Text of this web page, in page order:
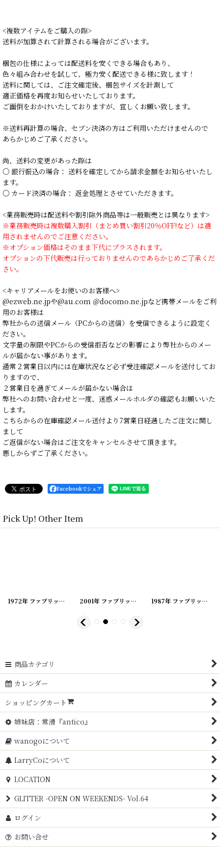
<複数アイテムをご購入の際>
送料が加算されて計算される場合がございます。
梱包の仕様によっては配送料を安くできる場合もあり、
色々組み合わせを試して、極力安く配送できる様に致します！
送料に関しては、ご注文確定後、梱包サイズを計測して
適正価格を再度お知らせいたしております。
ご面倒をおかけいたしておりますが、宜しくお願い致します。
※送料再計算の場合、セブン決済の方はご利用いただけませんので
あらかじめご了承ください。
尚、送料の変更があった際は
○ 銀行振込の場合： 送料を確定してから請求金額をお知らせいたし
ます。
○ カード決済の場合： 返金処理とさせていただきます。
<業務販売時は配送料や割引除外商品等は一般販売とは異なります>
※業務販売時は複数購入割引（まとめ買い割引20％OFF!など）は適
用されませんのでご注意ください。
※オプション価格はそのまま下代にプラスされます。
オプションの下代販売は行っておりませんのであらかじめご了承くだ
さい。
<キャリアメールをお使いのお客様へ>
@ezweb.ne.jpや@au.com ＠docomo.ne.jpなど携帯メールをご利
用のお客様は
弊社からの送信メール（PCからの送信）を受信できるように設定く
ださい。
文字量の制限やPCからの受信拒否などの影響により弊社からのメー
ルが届かない事があります。
通常２営業日以内には在庫状況など必ず受注確認メールを送付してお
りますので、
２営業日を過ぎてメールが届かない場合は
弊社へのお問い合わせと一度、迷惑メールホルダの確認もお願いいた
します。
こちらからの在庫確認メール送付より7営業日経過したご注文に関し
まして
ご返信がない場合はご注文をキャンセルさせて頂きます。
悪しからずご了承ください。
Facebookでシェア
Pick Up! Other Item
[20200419-154
1972年 ファブリックカレンダー [20200419-149
2001年 ファブリックカレンダー [20200419-163
1987年 ファブリックカレンダー
商品カテゴリ
カレンダー
ショッピングカート
姉妹店：常滑『antico』
wanogoについて
LarryCoについて
LOCATION
GLITTER -OPEN ON WEEKENDS- Vol.64
ログイン
お問い合せ